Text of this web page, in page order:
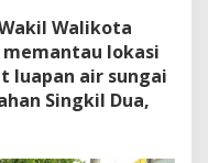
Walikota
memantau lokasi
luapan air sungai
Singkil Dua,